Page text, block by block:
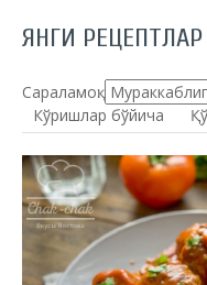
ЯНГИ РЕЦЕПТЛАР
Сараламоқ:
Кўришлар бўйича